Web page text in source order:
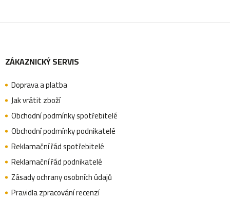
á
p
a
t
ZÁKAZNICKÝ SERVIS
Doprava a platba
Jak vrátit zboží
Obchodní podmínky spotřebitelé
Obchodní podmínky podnikatelé
Reklamační řád spotřebitelé
Reklamační řád podnikatelé
Zásady ochrany osobních údajů
Pravidla zpracování recenzí